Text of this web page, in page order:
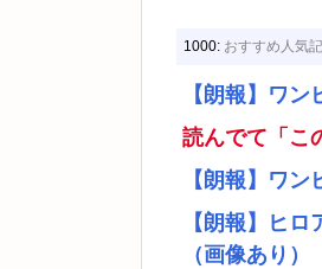
1000: おすすめ人気
【朗報】ワ
読んでて「こ
【朗報】ワ
【朗報】ヒ
（画像あり）